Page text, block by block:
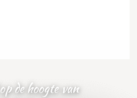
de hoogte van